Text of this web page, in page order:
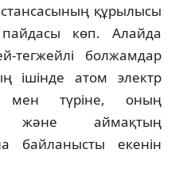
құрылысы
көп. Алайда
тегжейлі болжамдар
ішінде атом электр
мен түріне, оның
және аймақтың
байланысты екенін